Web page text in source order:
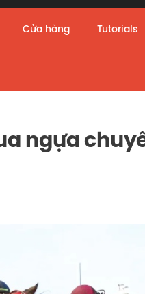
Cửa hàng Tutorials
ngựa